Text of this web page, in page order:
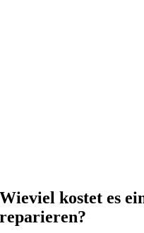
Wieviel kostet es
reparieren?